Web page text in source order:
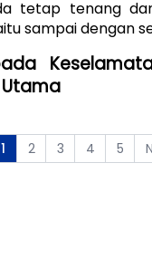
tetap tenang
sampai dengan
1 2 3 4 5